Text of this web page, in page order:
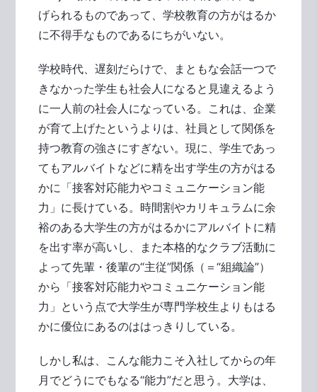
げられるものであって、学校教育の方がはるか
に不得手なものであるにちがいない。
学校時代、遅刻だらけで、まともな会話一つで
きなかった学生も社会人になると見違えるよう
に一人前の社会人になっている。これは、企業
が育て上げたというよりは、社員として関係を
持つ教育の強さにすぎない。現に、学生であっ
てもアルバイトなどに精を出す学生の方がはる
かに「接客対応能力やコミュニケーション能
力」に長けている。時間割やカリキュラムに余
裕のある大学生の方がはるかにアルバイトに精
を出す率が高いし、また本格的なクラブ活動に
よって先輩・後輩の“主従”関係（＝“組織論”）
から「接客対応能力やコミュニケーション能
力」という点で大学生が専門学校生よりもはる
かに優位にあるのははっきりしている。
しかし私は、こんな能力こそ入社してからの年
月でどうにでもなる“能力”だと思う。大学は、